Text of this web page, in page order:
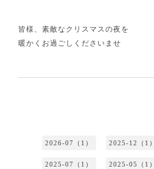
皆様、素敵なクリスマスの夜を
暖かくお過ごしくださいませ
2026-07（1） 2025-12（1）
2025-07（1） 2025-05（1）